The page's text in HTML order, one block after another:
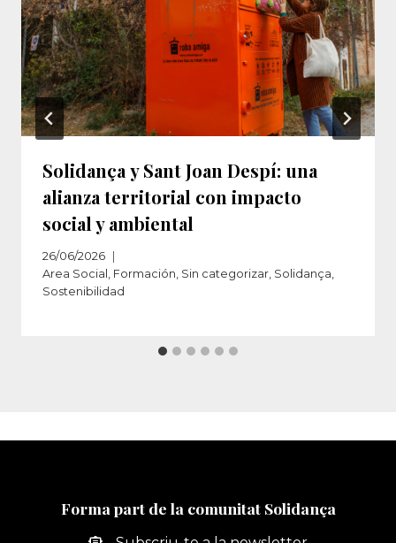
Solidança y Sant Joan Despí: una
alianza territorial con impacto
social y ambiental
26/06/2026
Area Social , Formación, Sin categorizar, Solidança,
Sostenibilidad
Forma part de la comunitat Solidança